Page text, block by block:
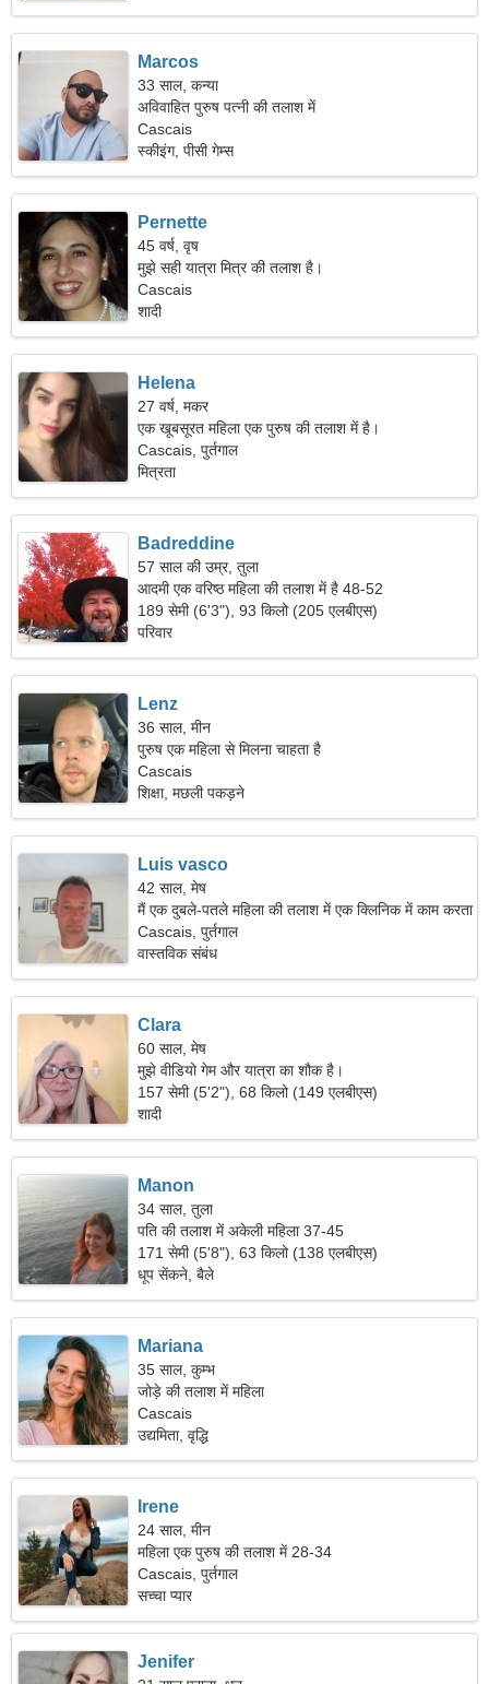
Marcos
33 साल, कन्या
अविवाहित पुरुष पत्नी की तलाश में
Cascais
स्कीइंग, पीसी गेम्स
Pernette
45 वर्ष, वृष
मुझे सही यात्रा मित्र की तलाश है।
Cascais
शादी
Helena
27 वर्ष, मकर
एक खूबसूरत महिला एक पुरुष की तलाश में है।
Cascais, पुर्तगाल
मित्रता
Badreddine
57 साल की उम्र, तुला
आदमी एक वरिष्ठ महिला की तलाश में है 48-52
189 सेमी (6'3"), 93 किलो (205 एलबीएस)
परिवार
Lenz
36 साल, मीन
पुरुष एक महिला से मिलना चाहता है
Cascais
शिक्षा, मछली पकड़ने
Luis vasco
42 साल, मेष
मैं एक दुबले-पतले महिला की तलाश में एक क्लिनिक में काम करता
हूं।
Cascais, पुर्तगाल
वास्तविक संबंध
Clara
60 साल, मेष
मुझे वीडियो गेम और यात्रा का शौक है।
157 सेमी (5'2"), 68 किलो (149 एलबीएस)
शादी
Manon
34 साल, तुला
पति की तलाश में अकेली महिला 37-45
171 सेमी (5'8"), 63 किलो (138 एलबीएस)
धूप सेंकने, बैले
Mariana
35 साल, कुम्भ
जोड़े की तलाश में महिला
Cascais
उद्यमिता, वृद्धि
Irene
24 साल, मीन
महिला एक पुरुष की तलाश में 28-34
Cascais, पुर्तगाल
सच्चा प्यार
Jenifer